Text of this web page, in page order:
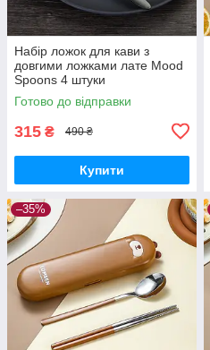
Набір ложок для кави з
довгими ложками лате Mood
Spoons 4 штуки
Готово до відправки
315 ₴ 490 ₴
Купити
–35%